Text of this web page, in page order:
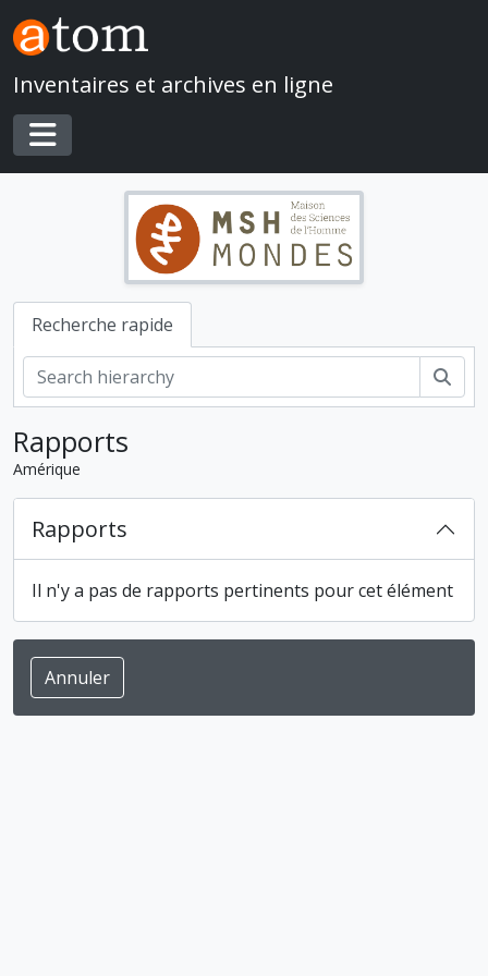
Skip to main content
Inventaires et archives en ligne
Toggle navigation
Recherche rapide
Rapports
Amérique
Rapports
Il n'y a pas de rapports pertinents pour cet élément
Annuler